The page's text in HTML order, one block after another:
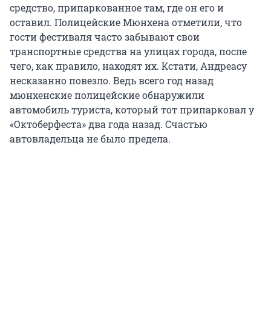
средство, припаркованное там, где он его и
оставил. Полицейские Мюнхена отметили, что
гости фестиваля часто забывают свои
транспортные средства на улицах города, после
чего, как правило, находят их. Кстати, Андреасу
несказанно повезло. Ведь всего год назад
мюнхенские полицейские обнаружили
автомобиль туриста, который тот припарковал у
«Октоберфеста» два года назад. Счастью
автовладельца не было предела.